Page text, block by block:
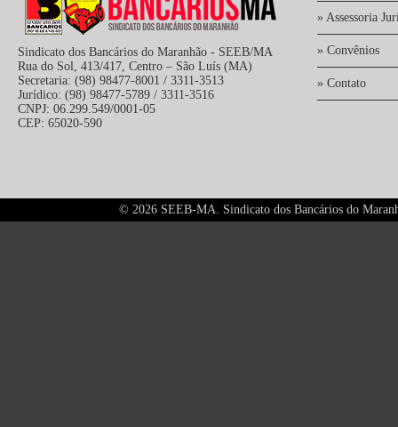
Sindicato dos Bancários do Maranhão - SEEB/MA
Rua do Sol, 413/417, Centro – São Luís (MA)
Secretaria: (98) 98477-8001 / 3311-3513
Jurídico: (98) 98477-5789 / 3311-3516
CNPJ: 06.299.549/0001-05
CEP: 65020-590
» Assessoria
» Convênios
» Contato
© 2026 SEEB-MA. Sindicato dos Bancários do